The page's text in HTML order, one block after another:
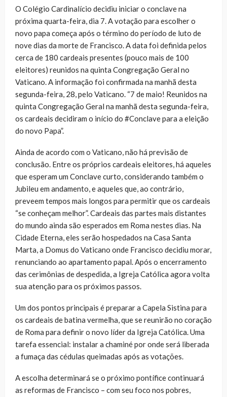
O Colégio Cardinalício decidiu iniciar o conclave na
próxima quarta-feira, dia 7. A votação para escolher o
novo papa começa após o término do período de luto de
nove dias da morte de Francisco. A data foi definida pelos
cerca de 180 cardeais presentes (pouco mais de 100
eleitores) reunidos na quinta Congregação Geral no
Vaticano. A informação foi confirmada na manhã desta
segunda-feira, 28, pelo Vaticano. “7 de maio! Reunidos na
quinta Congregação Geral na manhã desta segunda-feira,
os cardeais decidiram o início do #Conclave para a eleição
do novo Papa”.
Ainda de acordo com o Vaticano, não há previsão de
conclusão. Entre os próprios cardeais eleitores, há aqueles
que esperam um Conclave curto, considerando também o
Jubileu em andamento, e aqueles que, ao contrário,
preveem tempos mais longos para permitir que os cardeais
“se conheçam melhor”. Cardeais das partes mais distantes
do mundo ainda são esperados em Roma nestes dias. Na
Cidade Eterna, eles serão hospedados na Casa Santa
Marta, a Domus do Vaticano onde Francisco decidiu morar,
renunciando ao apartamento papal. Após o encerramento
das cerimônias de despedida, a Igreja Católica agora volta
sua atenção para os próximos passos.
Um dos pontos principais é preparar a Capela Sistina para
os cardeais de batina vermelha, que se reunirão no coração
de Roma para definir o novo líder da Igreja Católica. Uma
tarefa essencial: instalar a chaminé por onde será liberada
a fumaça das cédulas queimadas após as votações.
A escolha determinará se o próximo pontífice continuará
as reformas de Francisco – com seu foco nos pobres,